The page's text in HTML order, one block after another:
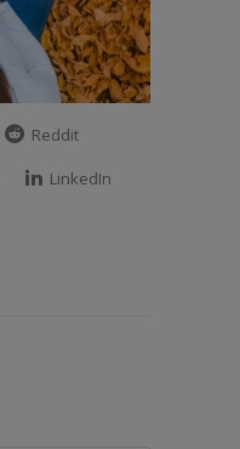
Reddit
LinkedIn